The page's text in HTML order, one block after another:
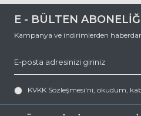
E - BÜLTEN
Kampanya ve indirimlerden
KVKK Sözleşmesi'ni, okudum,